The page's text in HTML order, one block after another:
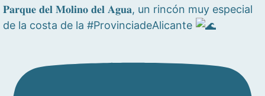
𝐏𝐚𝐫𝐪𝐮𝐞 𝐝𝐞𝐥 𝐌𝐨𝐥𝐢𝐧𝐨 𝐝𝐞𝐥 𝐀𝐠𝐮𝐚, un rincón muy especial
de la costa de la #ProvinciadeAlicante